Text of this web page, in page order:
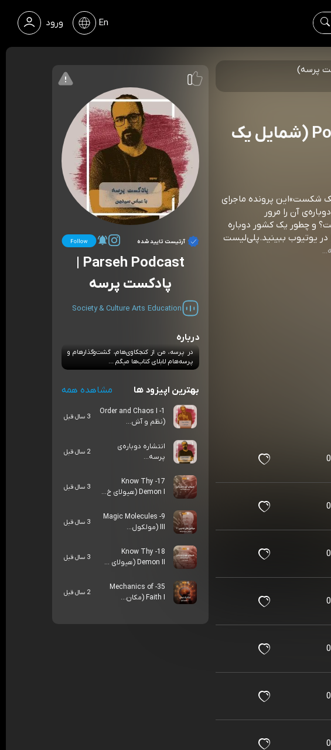
ورود En
54 - Portrait of a Defeat I (شمایل یک
یک شکست»این پرونده ماجرای
آن را مرور
و چطور یک کشور دوباره
یوتیوب ببینید.پلی‌لیست
آرتیست تایید شده
Parseh Podcast |
پادکست پرسه
Education
Arts
Society & Culture
درباره
در پرسه، من از کنجکاوی‌هام، گشت‌وگذارهام و
پرسه‌هام لابلای کتاب‌ها میگم ...
بهترین اپیزود ها مشاهده همه
1- Order and Chaos I
(نظم و آش...
3 سال قبل
انتشاره دوباره‌ی
پرسه...
2 سال قبل
17- Know Thy
Demon I (هیولای خ...
3 سال قبل
9- Magic Molecules
III (مولکول...
3 سال قبل
18- Know Thy
Demon II (هیولای ...
3 سال قبل
35- Mechanics of
Faith I (مکان...
2 سال قبل